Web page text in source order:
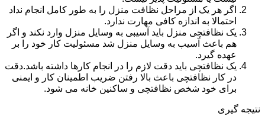
اگر هر یک از مراحل نظافت منزل را به طور کامل انجام نداد
احتمالا به اندازه کافی مهارت ندارد.
یک نظافتچی منزل باید آسیبی به وسایل منزل وارد نکند و اگر
هم باعث آسیب به وسایل منزل شد مسئولیت کار خود را بر
عهده گیرد.
یک نظافتچی باید دقت لازم را در انجام کارها داشته باشد.دقت
در کار نظافتچی باعث بالا رفتن ضریب اطمینان کار و ایمنی
برای خود شخص نظافتچی و ساکنین خانه می شود.
نتیجه گیری